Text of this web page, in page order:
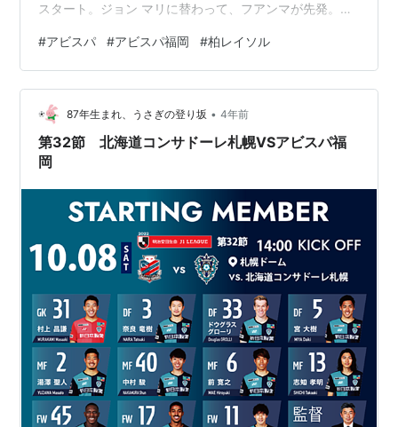
スタート。ジョン マリに替わって、フアンマが先発。ベ
た。 ４分、いきなり試合は動く。フアンマ→志知が中央
へ折り返す→中央に走り込んだ山岸がゴール。ハーフバ
ウンドの難しいボールをゴール右隅へ。 早い時間帯で先
制したアビスパ。これで終わらない前半のアビスパ。 44
分、湯沢のクロス→フアンマが頭で押し込みゴール。リ
ードを２点に広げて前半終了…
#アビスパ #アビスパ福岡 #柏レイソル
87年生まれ、うさぎの登り坂 • 4年前
第32節 北海道コンサドーレ札幌VSアビスパ福
岡